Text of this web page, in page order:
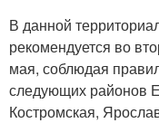
В данной
рекомендуется во
мая, соблюдая
следующих районов
Костромская,